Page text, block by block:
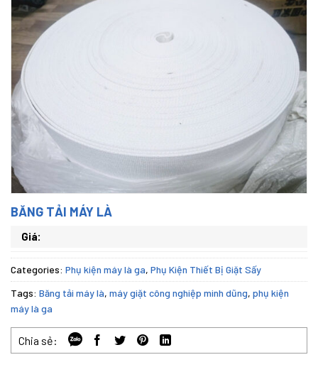
BĂNG TẢI MÁY LÀ
Giá:
Categories: Phụ kiện máy là ga, Phụ Kiện Thiết Bị Giặt Sấy
Tags: Băng tải máy là, máy giặt công nghiệp minh dũng, phụ kiện
máy là ga
Chia sẻ: